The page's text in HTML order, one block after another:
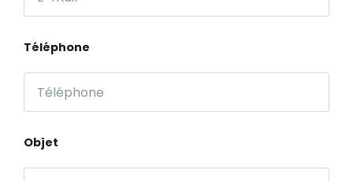
Téléphone
Objet